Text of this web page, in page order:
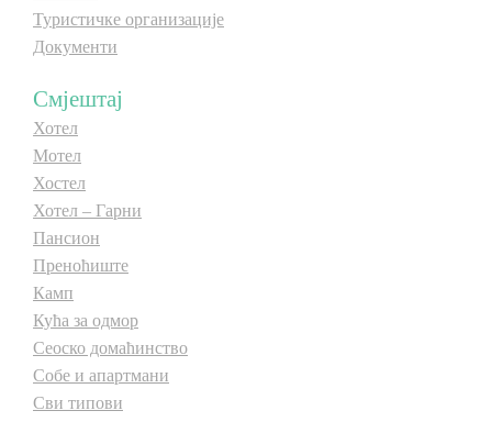
Откриј Српску
Туристичке организације
Документи
Смјештај
Хотел
Мотел
Хостел
Хотел – Гарни
Пансион
Преноћиште
Камп
Кућа за одмор
Сеоско домаћинство
Собе и апартмани
Сви типови